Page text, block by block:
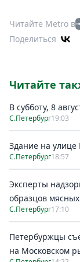
Читайте Metro в
Поделиться
Читайте
В субботу, 8
С.Петербург19:03
Здание на улице
С.Петербург18:57
Эксперты
образцов
С.Петербург17:10
Петербуржцы
на Московском